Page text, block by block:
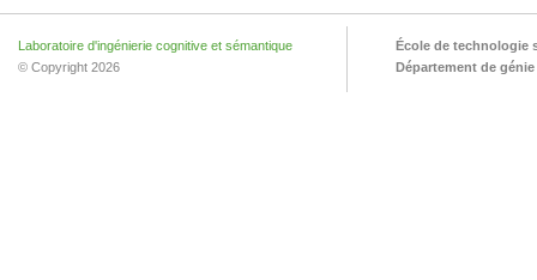
Laboratoire d'ingénierie cognitive et sémantique
© Copyright 2026
École de technologie
Département de